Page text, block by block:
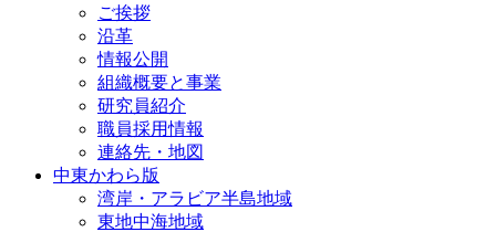
ご挨拶
沿革
情報公開
組織概要と事業
研究員紹介
職員採用情報
連絡先・地図
中東かわら版
湾岸・アラビア半島地域
東地中海地域